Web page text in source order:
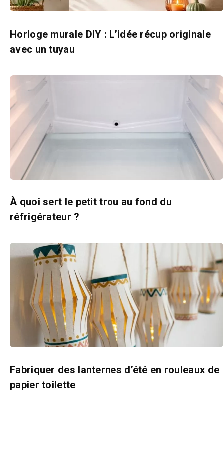
Horloge murale DIY : L’idée récup originale
avec un tuyau
À quoi sert le petit trou au fond du
réfrigérateur ?
Fabriquer des lanternes d’été en rouleaux de
papier toilette